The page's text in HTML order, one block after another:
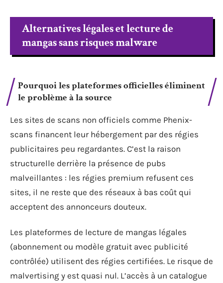
Alternatives légales et lecture de
mangas sans risques malware
Pourquoi les plateformes officielles éliminent
le problème à la source
Les sites de scans non officiels comme Phenix-
scans financent leur hébergement par des régies
publicitaires peu regardantes. C’est la raison
structurelle derrière la présence de pubs
malveillantes : les régies premium refusent ces
sites, il ne reste que des réseaux à bas coût qui
acceptent des annonceurs douteux.
Les plateformes de lecture de mangas légales
(abonnement ou modèle gratuit avec publicité
contrôlée) utilisent des régies certifiées. Le risque de
malvertising y est quasi nul. L’accès à un catalogue